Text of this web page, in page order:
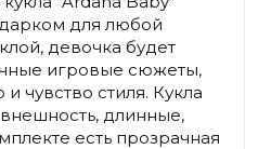
для любой
девочка будет
игровые сюжеты,
чувство стиля. Кукла
длинные,
есть прозрачная